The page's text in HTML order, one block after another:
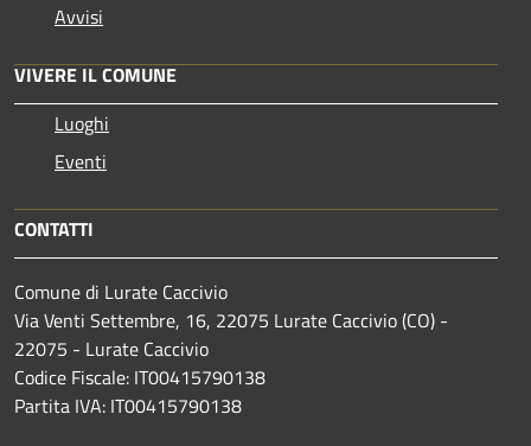
Avvisi
VIVERE IL COMUNE
Luoghi
Eventi
CONTATTI
Comune di Lurate Caccivio
Via Venti Settembre, 16, 22075 Lurate Caccivio (CO) -
22075 - Lurate Caccivio
Codice Fiscale: IT00415790138
Partita IVA: IT00415790138